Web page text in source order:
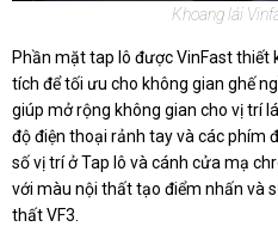
Khoang lái
Phần mặt tap lô được VinFast thiết
tích để tối ưu cho không gian ghế
giúp mở rộng không gian cho vị trí
độ điện thoại rảnh tay và các phím
số vị trí ở Tap lô và cánh cửa mạ
với màu nội thất tạo điểm nhấn và
thất VF3.